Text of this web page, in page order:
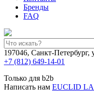
Бренды
FAQ
197046, Санкт-Петербург,
+7 (812) 649-14-01
Только для b2b
Написать нам EUCLID